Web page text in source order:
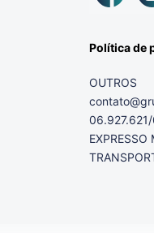
Política de
OUTROS
EXPRESSO